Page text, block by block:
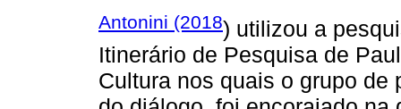
Antonini (2018) utilizou a
Itinerário de Pesquisa de
Cultura nos quais o grupo de